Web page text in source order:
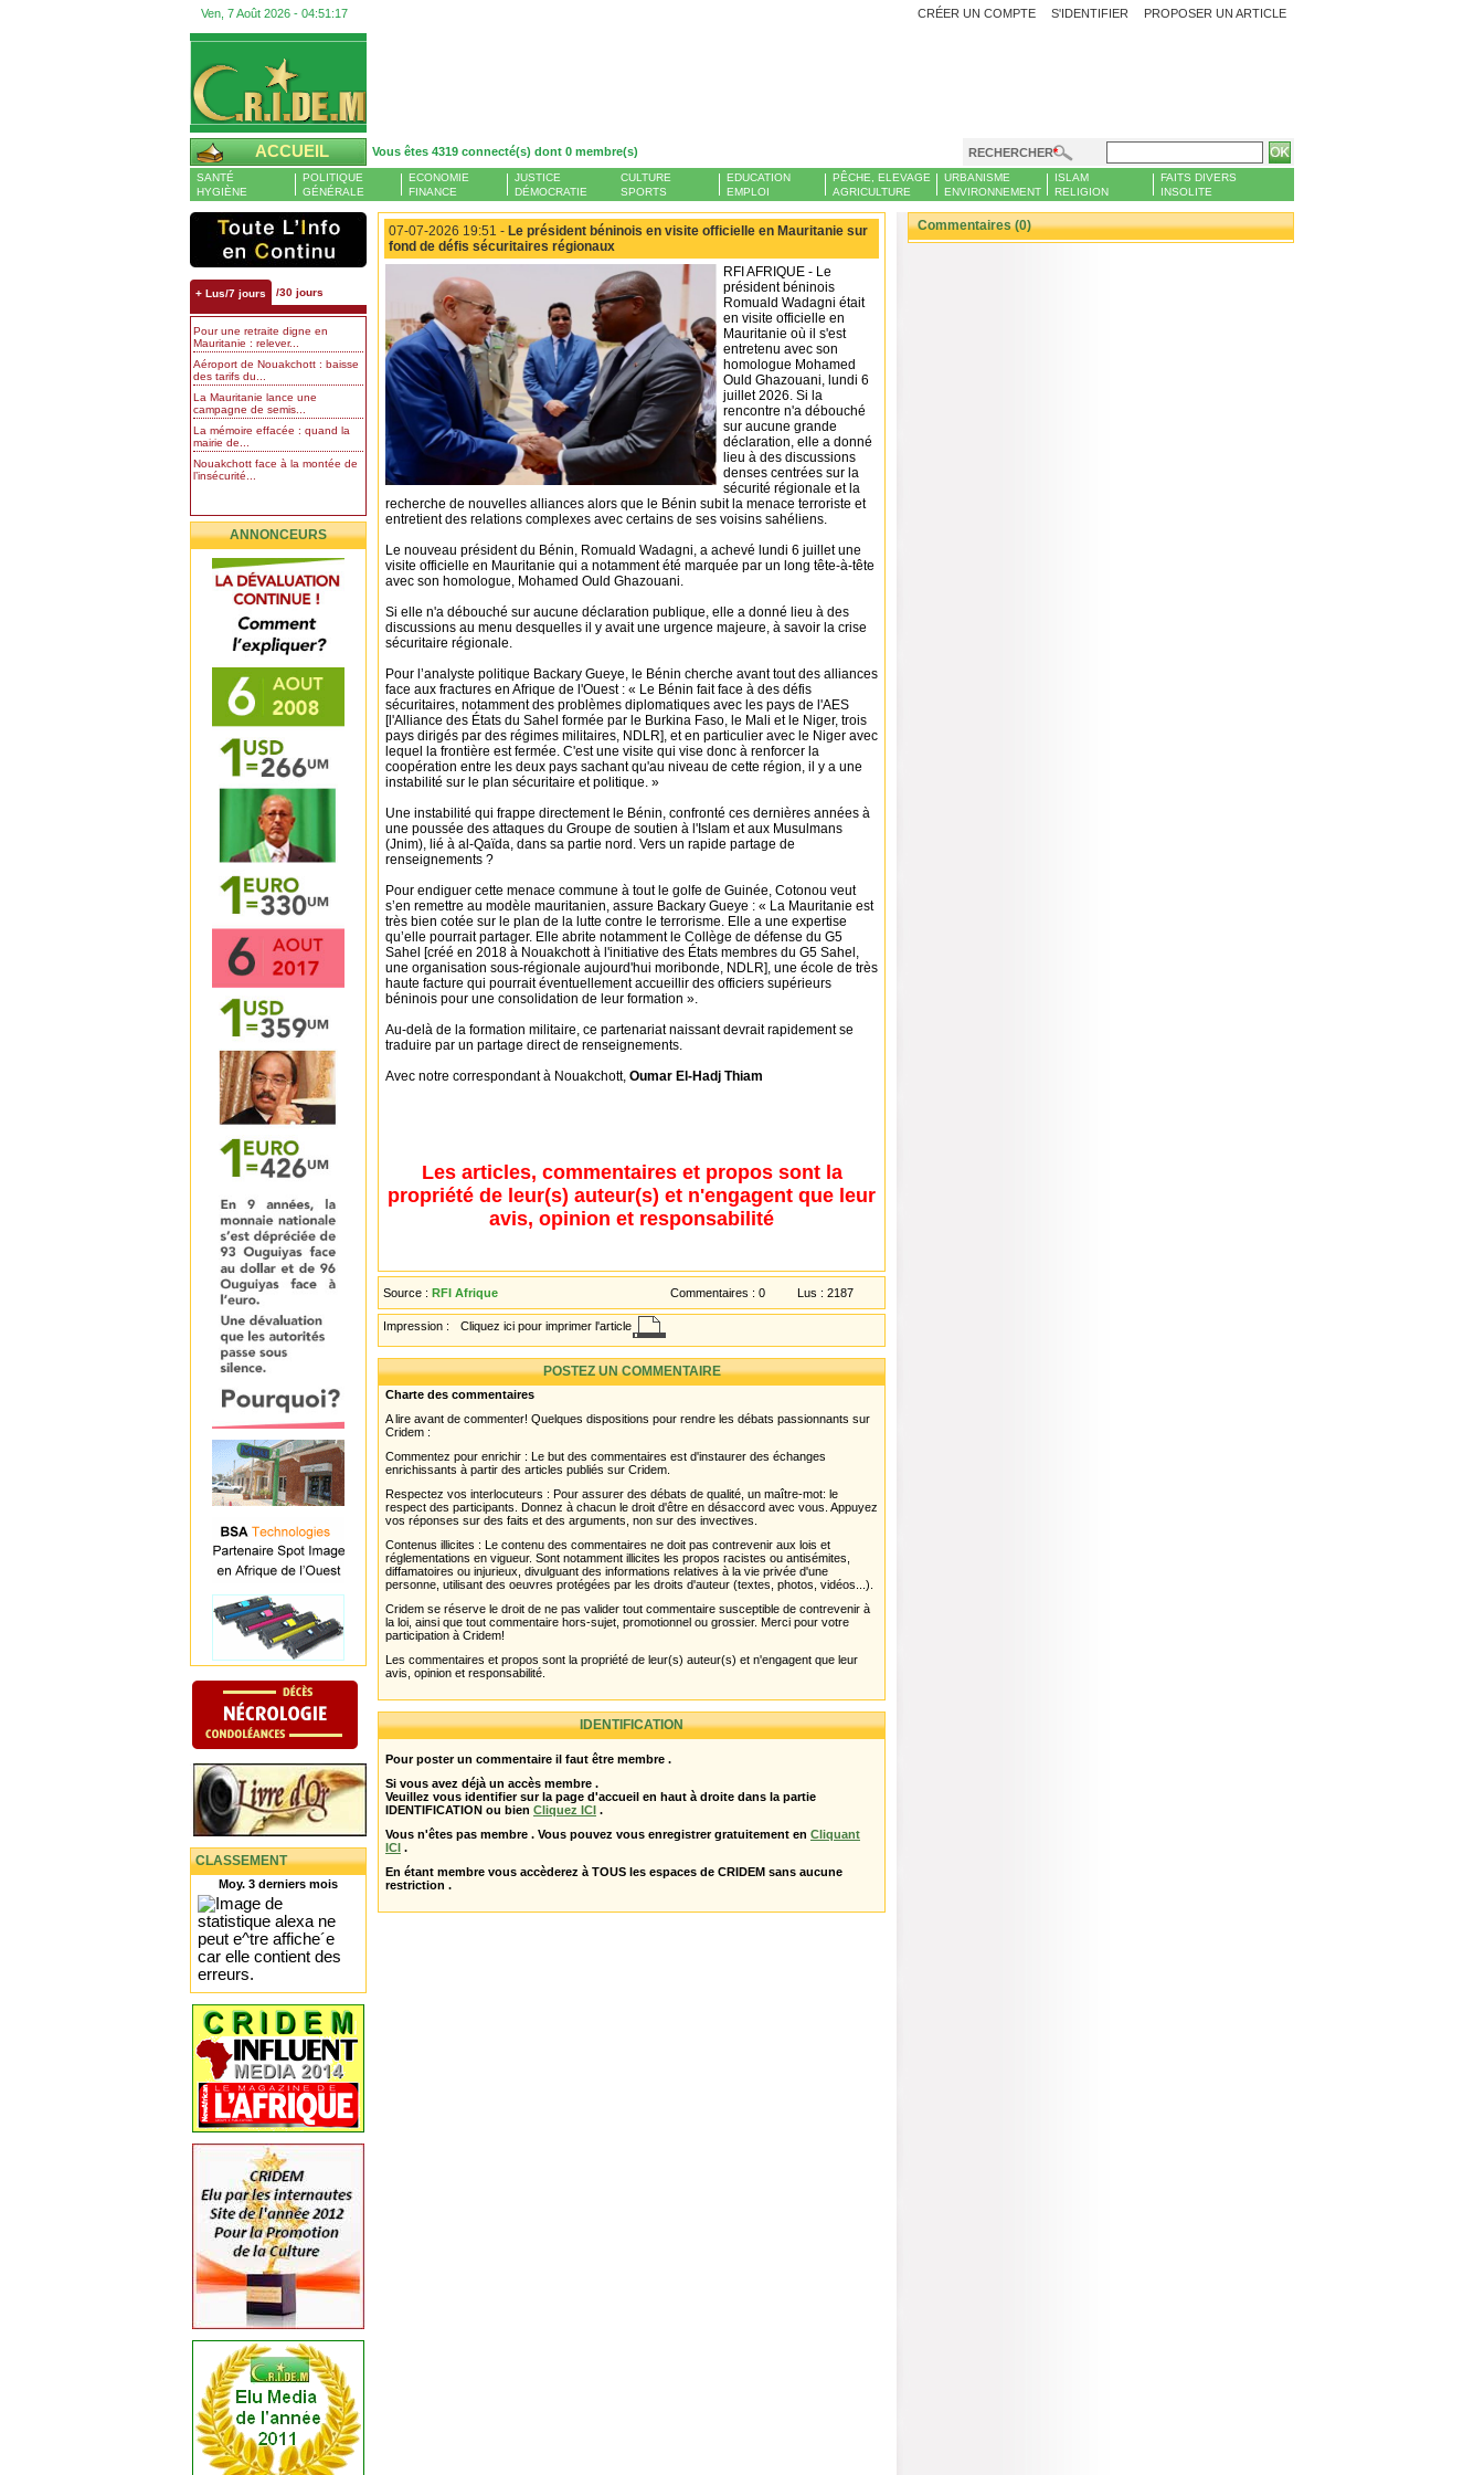
Ven, 7 Août 2026 - 04:51:18 PROPOSER UN ARTICLE
CRÉER UN COMPTE S'IDENTIFIER
ACCUEIL Vous êtes 4319 connecté(s) dont 0 membre(s) RECHERCHER
SANTÉ
HYGIÈNE
POLITIQUE
GÉNÉRALE
ECONOMIE
FINANCE
JUSTICE
DÉMOCRATIE
CULTURE
SPORTS
EDUCATION
EMPLOI
PÊCHE, ELEVAGE
AGRICULTURE
URBANISME
ENVIRONNEMENT
ISLAM
RELIGION
FAITS DIVERS
INSOLITE
+ Lus/7 jours /30 jours
Pour une retraite digne en
Mauritanie : relever...
Aéroport de Nouakchott : baisse
des tarifs du...
La Mauritanie lance une
campagne de semis...
La mémoire effacée : quand la
mairie de...
Nouakchott face à la montée de
l’insécurité...
ANNONCEURS
CLASSEMENT
Moy. 3 derniers mois
07-07-2026 19:51 - Le président béninois en visite officielle en Mauritanie sur
fond de défis sécuritaires régionaux
RFI AFRIQUE - Le
président béninois
Romuald Wadagni était
en visite officielle en
Mauritanie où il s'est
entretenu avec son
homologue Mohamed
Ould Ghazouani, lundi 6
juillet 2026. Si la
rencontre n'a débouché
sur aucune grande
déclaration, elle a donné
lieu à des discussions
denses centrées sur la
sécurité régionale et la
recherche de nouvelles alliances alors que le Bénin subit la menace terroriste et
entretient des relations complexes avec certains de ses voisins sahéliens.
Le nouveau président du Bénin, Romuald Wadagni, a achevé lundi 6 juillet une
visite officielle en Mauritanie qui a notamment été marquée par un long tête-à-tête
avec son homologue, Mohamed Ould Ghazouani.
Si elle n'a débouché sur aucune déclaration publique, elle a donné lieu à des
discussions au menu desquelles il y avait une urgence majeure, à savoir la crise
sécuritaire régionale.
Pour l’analyste politique Backary Gueye, le Bénin cherche avant tout des alliances
face aux fractures en Afrique de l'Ouest : « Le Bénin fait face à des défis
sécuritaires, notamment des problèmes diplomatiques avec les pays de l'AES
[l'Alliance des États du Sahel formée par le Burkina Faso, le Mali et le Niger, trois
pays dirigés par des régimes militaires, NDLR], et en particulier avec le Niger avec
lequel la frontière est fermée. C'est une visite qui vise donc à renforcer la
coopération entre les deux pays sachant qu'au niveau de cette région, il y a une
instabilité sur le plan sécuritaire et politique. »
Une instabilité qui frappe directement le Bénin, confronté ces dernières années à
une poussée des attaques du Groupe de soutien à l'Islam et aux Musulmans
(Jnim), lié à al-Qaïda, dans sa partie nord. Vers un rapide partage de
renseignements ?
Pour endiguer cette menace commune à tout le golfe de Guinée, Cotonou veut
s’en remettre au modèle mauritanien, assure Backary Gueye : « La Mauritanie est
très bien cotée sur le plan de la lutte contre le terrorisme. Elle a une expertise
qu’elle pourrait partager. Elle abrite notamment le Collège de défense du G5
Sahel [créé en 2018 à Nouakchott à l'initiative des États membres du G5 Sahel,
une organisation sous-régionale aujourd'hui moribonde, NDLR], une école de très
haute facture qui pourrait éventuellement accueillir des officiers supérieurs
béninois pour une consolidation de leur formation ».
Au-delà de la formation militaire, ce partenariat naissant devrait rapidement se
traduire par un partage direct de renseignements.
Avec notre correspondant à Nouakchott, Oumar El-Hadj Thiam
Les articles, commentaires et propos sont la
propriété de leur(s) auteur(s) et n'engagent que leur
avis, opinion et responsabilité
Source : RFI Afrique Commentaires : 0 Lus : 2187
Impression : Cliquez ici pour imprimer l'article
POSTEZ UN COMMENTAIRE
Charte des commentaires
A lire avant de commenter! Quelques dispositions pour rendre les débats passionnants sur
Cridem :
Commentez pour enrichir : Le but des commentaires est d'instaurer des échanges
enrichissants à partir des articles publiés sur Cridem.
Respectez vos interlocuteurs : Pour assurer des débats de qualité, un maître-mot: le
respect des participants. Donnez à chacun le droit d'être en désaccord avec vous. Appuyez
vos réponses sur des faits et des arguments, non sur des invectives.
Contenus illicites : Le contenu des commentaires ne doit pas contrevenir aux lois et
réglementations en vigueur. Sont notamment illicites les propos racistes ou antisémites,
diffamatoires ou injurieux, divulguant des informations relatives à la vie privée d'une
personne, utilisant des oeuvres protégées par les droits d'auteur (textes, photos, vidéos...).
Cridem se réserve le droit de ne pas valider tout commentaire susceptible de contrevenir à
la loi, ainsi que tout commentaire hors-sujet, promotionnel ou grossier. Merci pour votre
participation à Cridem!
Les commentaires et propos sont la propriété de leur(s) auteur(s) et n'engagent que leur
avis, opinion et responsabilité.
IDENTIFICATION
Pour poster un commentaire il faut être membre .
Si vous avez déjà un accès membre .
Veuillez vous identifier sur la page d'accueil en haut à droite dans la partie
IDENTIFICATION ou bien Cliquez ICI .
Vous n'êtes pas membre . Vous pouvez vous enregistrer gratuitement en Cliquant
ICI .
En étant membre vous accèderez à TOUS les espaces de CRIDEM sans aucune
restriction .
Commentaires (0)